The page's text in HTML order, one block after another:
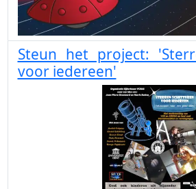
Steun het project:
voor iedereen'